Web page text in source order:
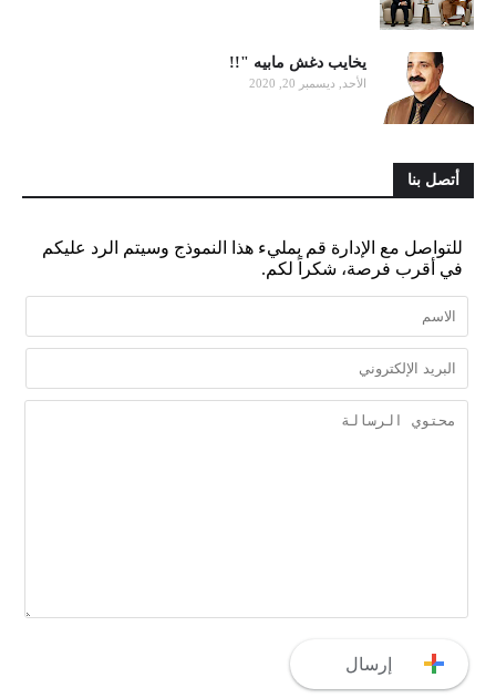
يخايب دغش مابيه "!!
الأحد, ديسمبر 20, 2020
أتصل بنا
للتواصل مع الإدارة قم بمليء هذا النموذج وسيتم الرد عليكم
في أقرب فرصة، شكراً لكم.